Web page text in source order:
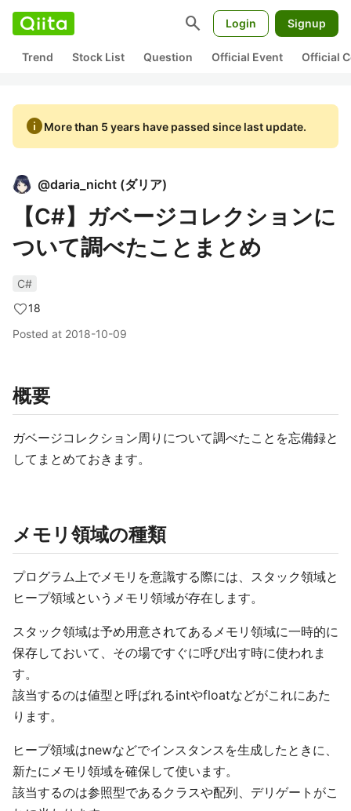
search Login Signup
Trend Stock List Question Official Event Official
infoMore than 5 years have passed since last update.
@daria_nicht (ダリア)
【C#】ガベージコレクションに
ついて調べたことまとめ
C#
18
Posted at 2018-10-09
概要
ガベージコレクション周りについて調べたことを忘備録と
してまとめておきます。
メモリ領域の種類
プログラム上でメモリを意識する際には、スタック領域と
ヒープ領域というメモリ領域が存在します。
スタック領域は予め用意されてあるメモリ領域に一時的に
保存しておいて、その場ですぐに呼び出す時に使われま
す。
該当するのは値型と呼ばれるintやfloatなどがこれにあた
ります。
ヒープ領域はnewなどでインスタンスを生成したときに、
新たにメモリ領域を確保して使います。
該当するのは参照型であるクラスや配列、デリゲートがこ